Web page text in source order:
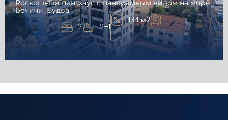
Роскошный пентхаус с панорамным видом на море,
Бечичи, Будва
2 2+1
134 м2